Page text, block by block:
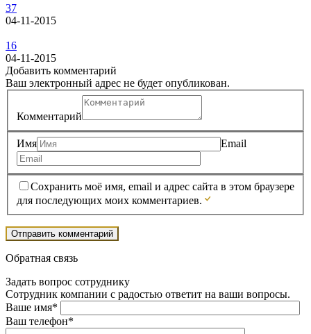
37
04-11-2015
16
04-11-2015
Добавить комментарий
Ваш электронный адрес не будет опубликован.
Комментарий
Имя Email
Сохранить моё имя, email и адрес сайта в этом браузере
для последующих моих комментариев.
Обратная связь
Задать вопрос сотруднику
Сотрудник компании с радостью ответит на ваши вопросы.
Ваше имя*
Ваш телефон*